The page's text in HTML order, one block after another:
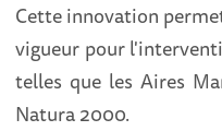
Cette innovation
vigueur pour
telles que les Aires
Natura 2000.